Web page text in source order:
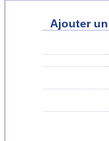
Ajouter